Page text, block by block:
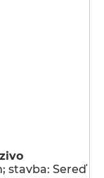
stavba: Sereď